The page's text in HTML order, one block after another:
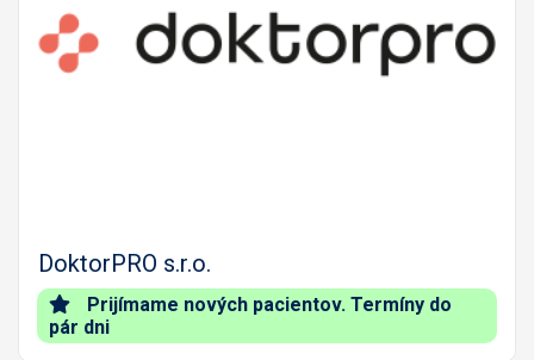
DoktorPRO s.r.o.
Prijímame nových pacientov. Termíny do
pár dni